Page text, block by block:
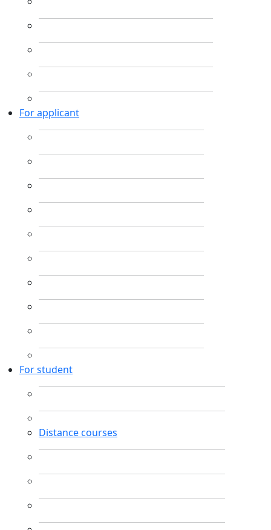
For applicant
For student
Distance courses